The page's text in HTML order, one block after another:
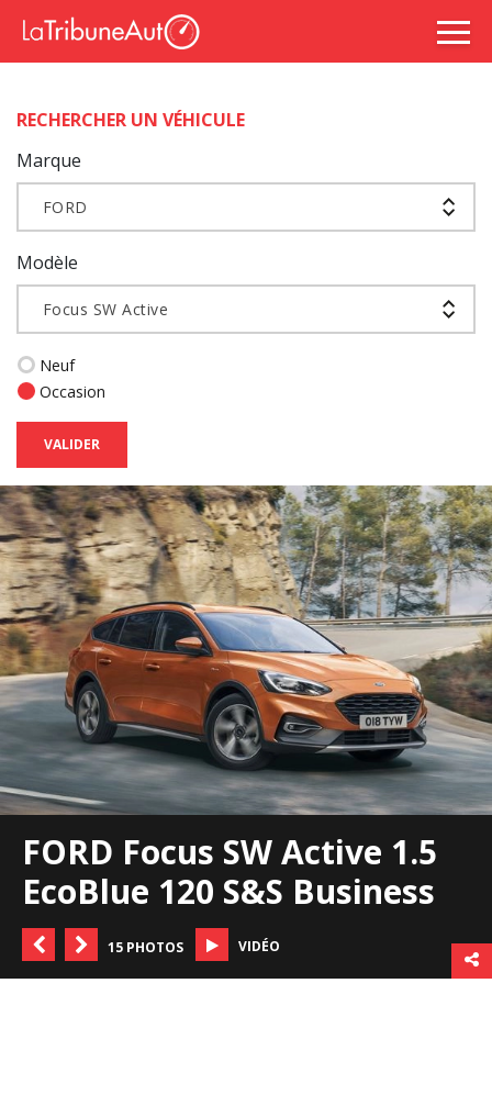
RECHERCHER UN VÉHICULE
Marque
FORD
Modèle
Focus SW Active
Neuf
Occasion
VALIDER
FORD Focus SW Active 1.5
EcoBlue 120 S&S Business
15 PHOTOS VIDÉO